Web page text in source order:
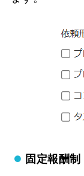
固定報酬制